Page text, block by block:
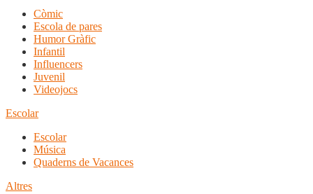
Còmic
Escola de pares
Humor Gràfic
Infantil
Influencers
Juvenil
Videojocs
Escolar
Escolar
Música
Quaderns de Vacances
Altres